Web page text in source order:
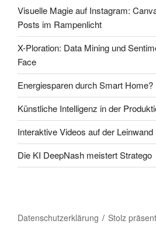
Visuelle Magie auf Instagram:
Posts im Rampenlicht
X-Ploration: Data Mining und
Face
Energiesparen durch Smart Home?
Künstliche Intelligenz in der
Interaktive Videos auf der Leinwand
Die KI DeepNash meistert Stratego
Datenschutzerklärung Stolz